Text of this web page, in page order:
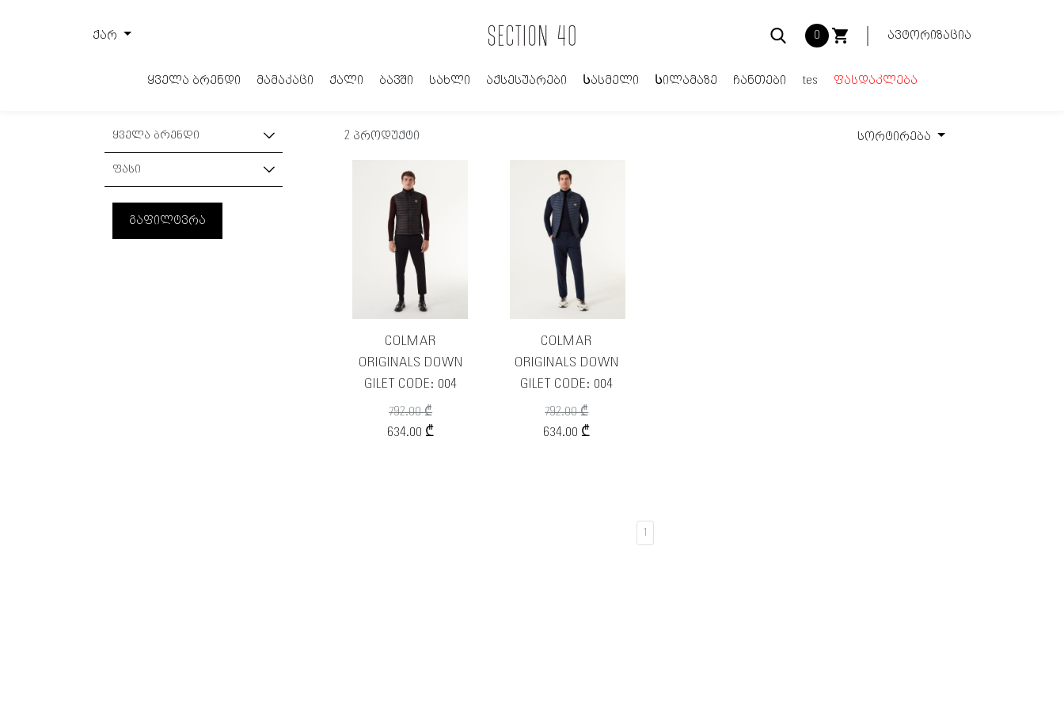
ქარ 0 ავტორიზაცია
ყველა ბრენდი მამაკაცი ქალი ბავში სახლი აქსესუარები Სასმელი Სილამაზე ჩანთები tes ფასდაკლება
ყველა ბრენდი
COLMAR
ფასი
გაფილტვრა
2 პროდუქტი სორტირება
COLMAR
ORIGINALS DOWN
GILET CODE: 004
792.00 ₾
634.00 ₾
COLMAR
ORIGINALS DOWN
GILET CODE: 004
792.00 ₾
634.00 ₾
1